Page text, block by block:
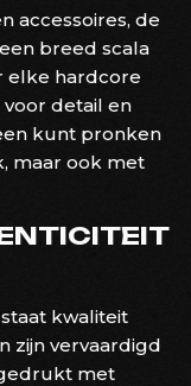
accessoires, de
breed scala
elke hardcore
detail en
kunt pronken
maar ook met
kwaliteit
zijn vervaardigd
met